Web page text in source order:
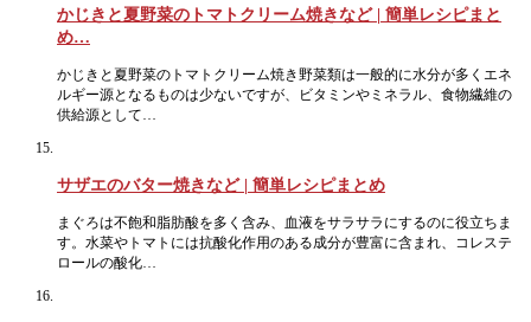
かじきと夏野菜のトマトクリーム焼きなど | 簡単レシピまと
め…
かじきと夏野菜のトマトクリーム焼き野菜類は一般的に水分が多くエネ
ルギー源となるものは少ないですが、ビタミンやミネラル、食物繊維の
供給源として…
サザエのバター焼きなど | 簡単レシピまとめ
まぐろは不飽和脂肪酸を多く含み、血液をサラサラにするのに役立ちま
す。水菜やトマトには抗酸化作用のある成分が豊富に含まれ、コレステ
ロールの酸化…